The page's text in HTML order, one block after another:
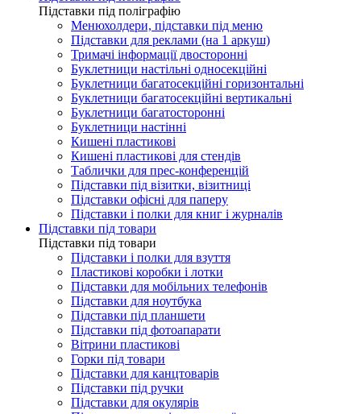
Підставки під поліграфію
Менюхолдери, підставки під меню
Підставки для реклами (на 1 аркуш)
Тримачі інформації двосторонні
Буклетници настільні односекційні
Буклетници багатосекційні горизонтальні
Буклетници багатосекційні вертикальні
Буклетници багатосторонні
Буклетници настінні
Кишені пластикові
Кишені пластикові для стендів
Таблички для прес-конференцій
Підставки під візитки, візитниці
Підставки офісні для паперу
Підставки і полки для книг і журналів
Підставки під товари
Підставки під товари
Підставки і полки для взуття
Пластикові коробки і лотки
Підставки для мобільних телефонів
Підставки для ноутбука
Підставки під планшети
Підставки під фотоапарати
Вітрини пластикові
Горки під товари
Підставки для канцтоварів
Підставки під ручки
Підставки для окулярів